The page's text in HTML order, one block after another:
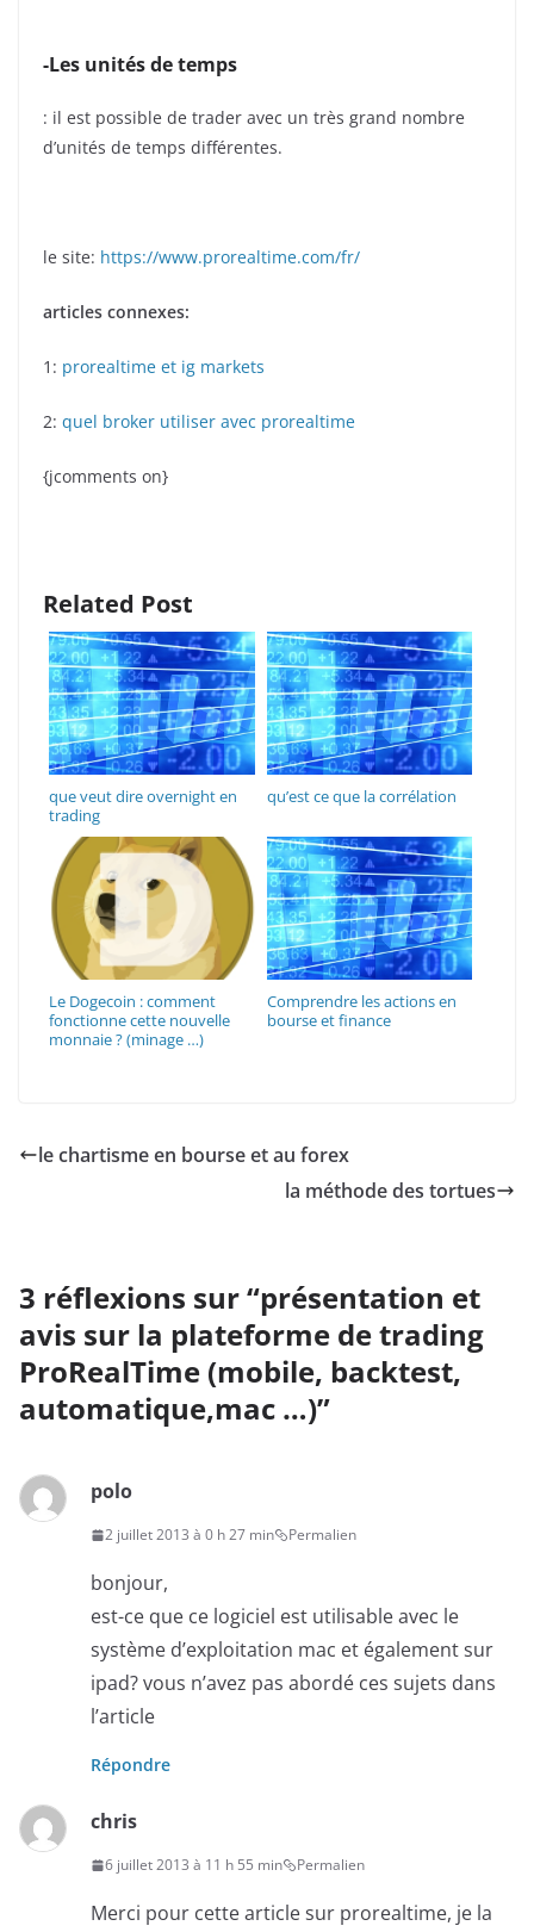
-Les unités de temps
: il est possible de trader avec un très grand nombre
d’unités de temps différentes.
le site: https://www.prorealtime.com/fr/
articles connexes:
1: prorealtime et ig markets
2: quel broker utiliser avec prorealtime
{jcomments on}
Related Post
que veut dire overnight en
trading
qu’est ce que la corrélation
Le Dogecoin : comment
fonctionne cette nouvelle
monnaie ? (minage …)
Comprendre les actions en
bourse et finance
le chartisme en bourse et au forex
la méthode des tortues
3 réflexions sur “présentation et
avis sur la plateforme de trading
ProRealTime (mobile, backtest,
automatique,mac …)”
polo
2 juillet 2013 à 0 h 27 min Permalien
bonjour,
est-ce que ce logiciel est utilisable avec le
système d’exploitation mac et également sur
ipad? vous n’avez pas abordé ces sujets dans
l’article
Répondre
chris
6 juillet 2013 à 11 h 55 min Permalien
Merci pour cette article sur prorealtime, je la